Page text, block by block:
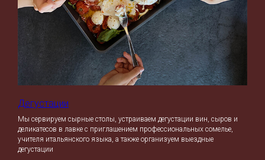
Дегустации
Мы сервируем сырные столы, устраиваем дегустации вин, сыров и
деликатесов в лавке с приглашением профессиональных сомелье,
учителя итальянского языка, а также организуем выездные
дегустации